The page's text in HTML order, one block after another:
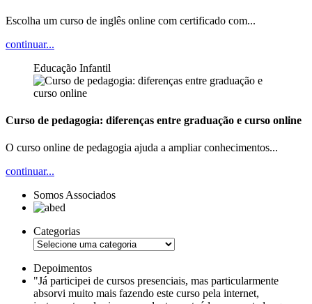
Escolha um curso de inglês online com certificado com...
continuar...
Educação Infantil
Curso de pedagogia: diferenças entre graduação e curso online
O curso online de pedagogia ajuda a ampliar conhecimentos...
continuar...
Somos Associados
Categorias
Depoimentos
"Já participei de cursos presenciais, mas particularmente
absorvi muito mais fazendo este curso pela internet,